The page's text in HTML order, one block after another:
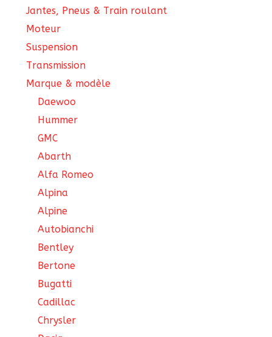
Jantes, Pneus & Train roulant
Moteur
Suspension
Transmission
Marque & modèle
Daewoo
Hummer
GMC
Abarth
Alfa Romeo
Alpina
Alpine
Autobianchi
Bentley
Bertone
Bugatti
Cadillac
Chrysler